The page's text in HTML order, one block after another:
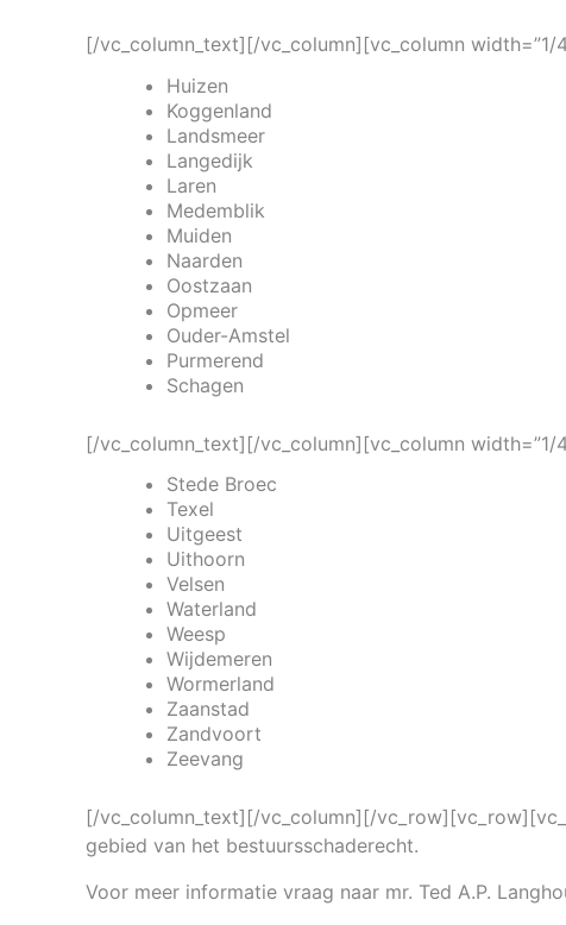
[/vc_column_text][/vc_column][vc_column width=”1/
Huizen
Koggenland
Landsmeer
Langedijk
Laren
Medemblik
Muiden
Naarden
Oostzaan
Opmeer
Ouder-Amstel
Purmerend
Schagen
[/vc_column_text][/vc_column][vc_column width=”1/
Stede Broec
Texel
Uitgeest
Uithoorn
Velsen
Waterland
Weesp
Wijdemeren
Wormerland
Zaanstad
Zandvoort
Zeevang
[/vc_column_text][/vc_column][/
gebied van het bestuursschaderecht.
Voor meer informatie vraag naar mr. Ted A.P.